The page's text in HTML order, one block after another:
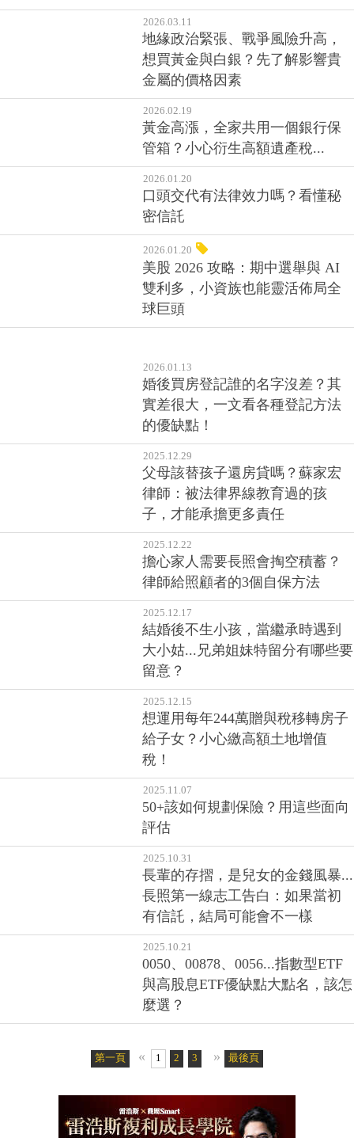
2026.03.11
地緣政治緊張、戰爭風險升高，
想買黃金與白銀？先了解影響貴
金屬的價格因素
2026.02.19
黃金高漲，全家共用一個銀行保
管箱？小心衍生高額遺產稅...
2026.01.20
口頭交代有法律效力嗎？看懂秘
密信託
2026.01.20
美股 2026 攻略：期中選舉與 AI
雙利多，小資族也能靈活佈局全
球巨頭
2026.01.13
婚後買房登記誰的名字沒差？其
實差很大，一文看各種登記方法
的優缺點！
2025.12.29
父母該替孩子還房貸嗎？蘇家宏
律師：被法律界線教育過的孩
子，才能承擔更多責任
2025.12.22
擔心家人需要長照會掏空積蓄？
律師給照顧者的3個自保方法
2025.12.17
結婚後不生小孩，當繼承時遇到
大小姑...兄弟姐妹特留分有哪些要
留意？
2025.12.15
想運用每年244萬贈與稅移轉房子
給子女？小心繳高額土地增值
稅！
2025.11.07
50+該如何規劃保險？用這些面向
評估
2025.10.31
長輩的存摺，是兒女的金錢風暴...
長照第一線志工告白：如果當初
有信託，結局可能會不一樣
2025.10.21
0050、00878、0056...指數型ETF
與高股息ETF優缺點大點名，該怎
麼選？
第一頁 « 1 2 3 4 5 6
» 最後頁